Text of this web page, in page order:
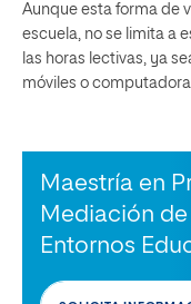
Aunque esta forma de
escuela, no se limita a
las horas lectivas, ya
móviles o
Maestría en
Mediación
Entornos